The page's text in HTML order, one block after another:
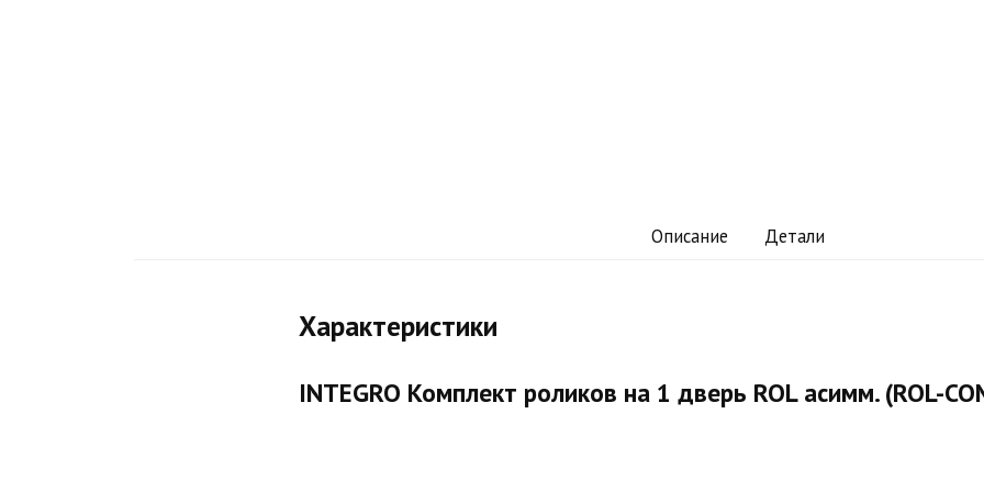
Описание Детали
Характеристики
INTEGRO Комплект роликов на 1 дверь ROL асимм. (ROL-